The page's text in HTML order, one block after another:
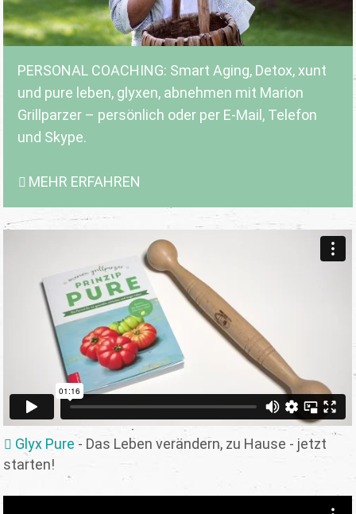
PERSONAL COACHING: Smart Aging, Detox, xunt
und pure leben, glyxen, abnehmen mit Marion
Grillparzer – persönlich oder per E-Mail, Telefon
und Skype.
MEHR ERFAHREN
Glyx Pure - Das Leben verändern, zu Hause - jetzt
starten!